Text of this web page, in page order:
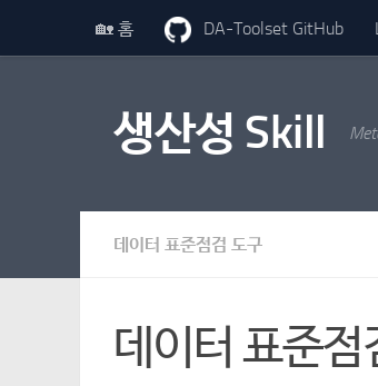
콘텐츠로 건너뛰기
🏡 홈 DA-Toolset GitHub
생산성 Skill
데이터 표준점검 도구
데이터 표준